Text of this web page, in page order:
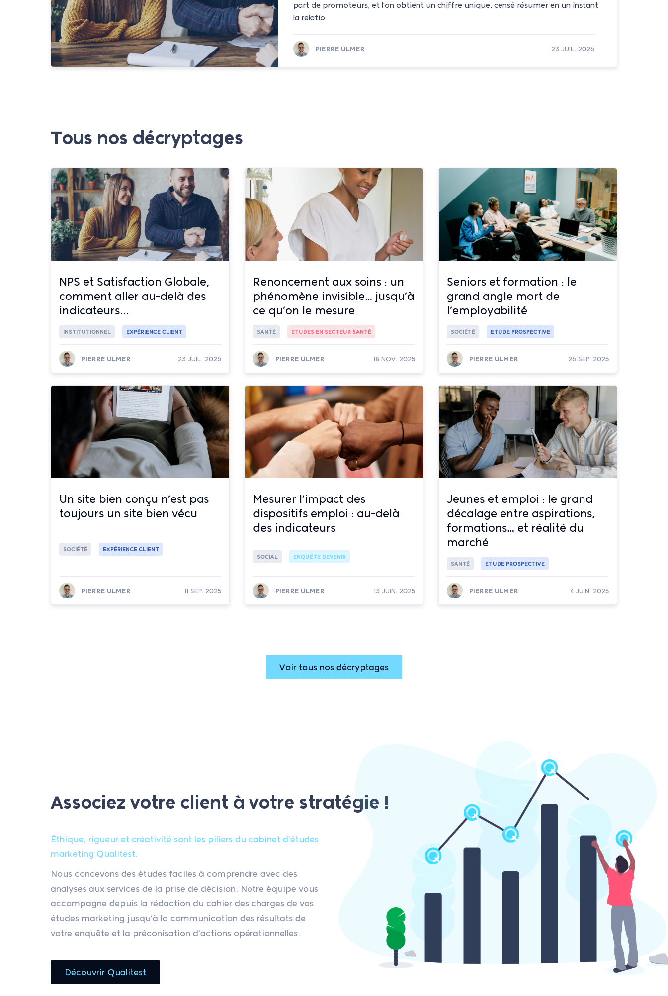
part de promoteurs, et l'on obtient un chiffre unique, censé résumer en un instant
la relatio
PIERRE ULMER 23 JUIL. 2026
Tous nos décryptages
NPS et Satisfaction Globale,
comment aller au-delà des
indicateurs...
INSTITUTIONNEL EXPÉRIENCE CLIENT
PIERRE ULMER 23 JUIL. 2026
Lire la suite
Renoncement aux soins : un
phénomène invisible… jusqu’à
ce qu’on le mesure
SANTÉ ETUDES EN SECTEUR SANTÉ
PIERRE ULMER 18 NOV. 2025
Lire la suite
Seniors et formation : le
grand angle mort de
l’employabilité
SOCIÉTÉ ETUDE PROSPECTIVE
PIERRE ULMER 26 SEP. 2025
Lire la suite
Un site bien conçu n’est pas
toujours un site bien vécu
SOCIÉTÉ EXPÉRIENCE CLIENT
PIERRE ULMER 11 SEP. 2025
Mesurer l’impact des
dispositifs emploi : au-delà
des indicateurs
SOCIAL ENQUÊTE DEVENIR
PIERRE ULMER 13 JUIN. 2025
Jeunes et emploi : le grand
décalage entre aspirations,
formations… et réalité du
marché
SANTÉ ETUDE PROSPECTIVE
PIERRE ULMER 4 JUIN. 2025
Voir tous nos décryptages
Associez votre client à votre stratégie !
Éthique, rigueur et créativité sont les piliers du cabinet d’études
marketing Qualitest.
Nous concevons des études faciles à comprendre avec des
analyses aux services de la prise de décision. Notre équipe vous
accompagne depuis la rédaction du cahier des charges de vos
études marketing jusqu’à la communication des résultats de
votre enquête et la préconisation d’actions opérationnelles.
Découvrir Qualitest